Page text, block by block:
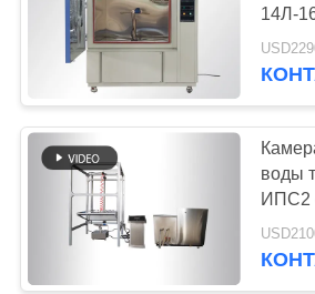
ПРОВЕРКА
КАЧЕСТВА
СВЯЖИТЕСЬ
МЫ
НОВОСТИ
14Л-
брызг
воды
ИПС2
для